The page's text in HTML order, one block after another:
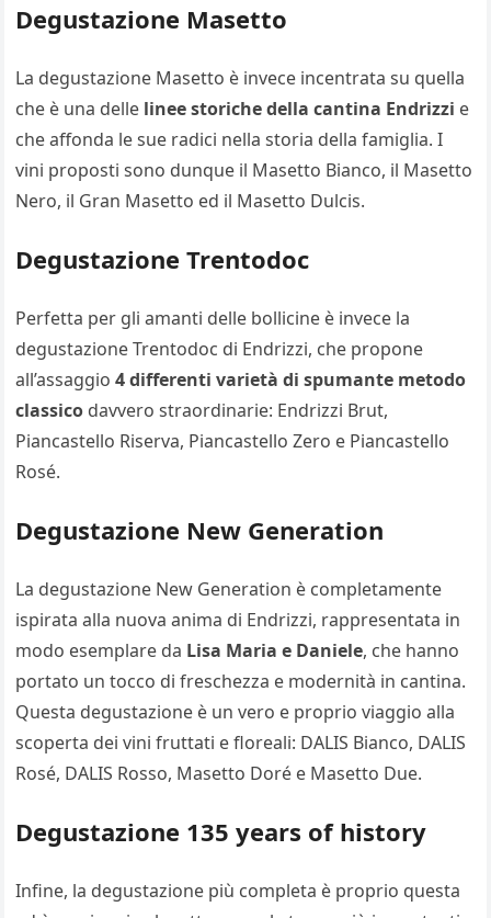
Degustazione Masetto
La degustazione Masetto è invece incentrata su quella
che è una delle linee storiche della cantina Endrizzi e
che affonda le sue radici nella storia della famiglia. I
vini proposti sono dunque il Masetto Bianco, il Masetto
Nero, il Gran Masetto ed il Masetto Dulcis.
Degustazione Trentodoc
Perfetta per gli amanti delle bollicine è invece la
degustazione Trentodoc di Endrizzi, che propone
all’assaggio4 differenti varietà di spumante metodo
classico davvero straordinarie: Endrizzi Brut,
Piancastello Riserva, Piancastello Zero e Piancastello
Rosé.
Degustazione New Generation
La degustazione New Generation è completamente
ispirata alla nuova anima di Endrizzi, rappresentata in
modo esemplare da Lisa Maria e Daniele, che hanno
portato un tocco di freschezza e modernità in cantina.
Questa degustazione è un vero e proprio viaggio alla
scoperta dei vini fruttati e floreali: DALIS Bianco, DALIS
Rosé, DALIS Rosso, Masetto Doré e Masetto Due.
Degustazione 135 years of history
Infine, la degustazione più completa è proprio questa